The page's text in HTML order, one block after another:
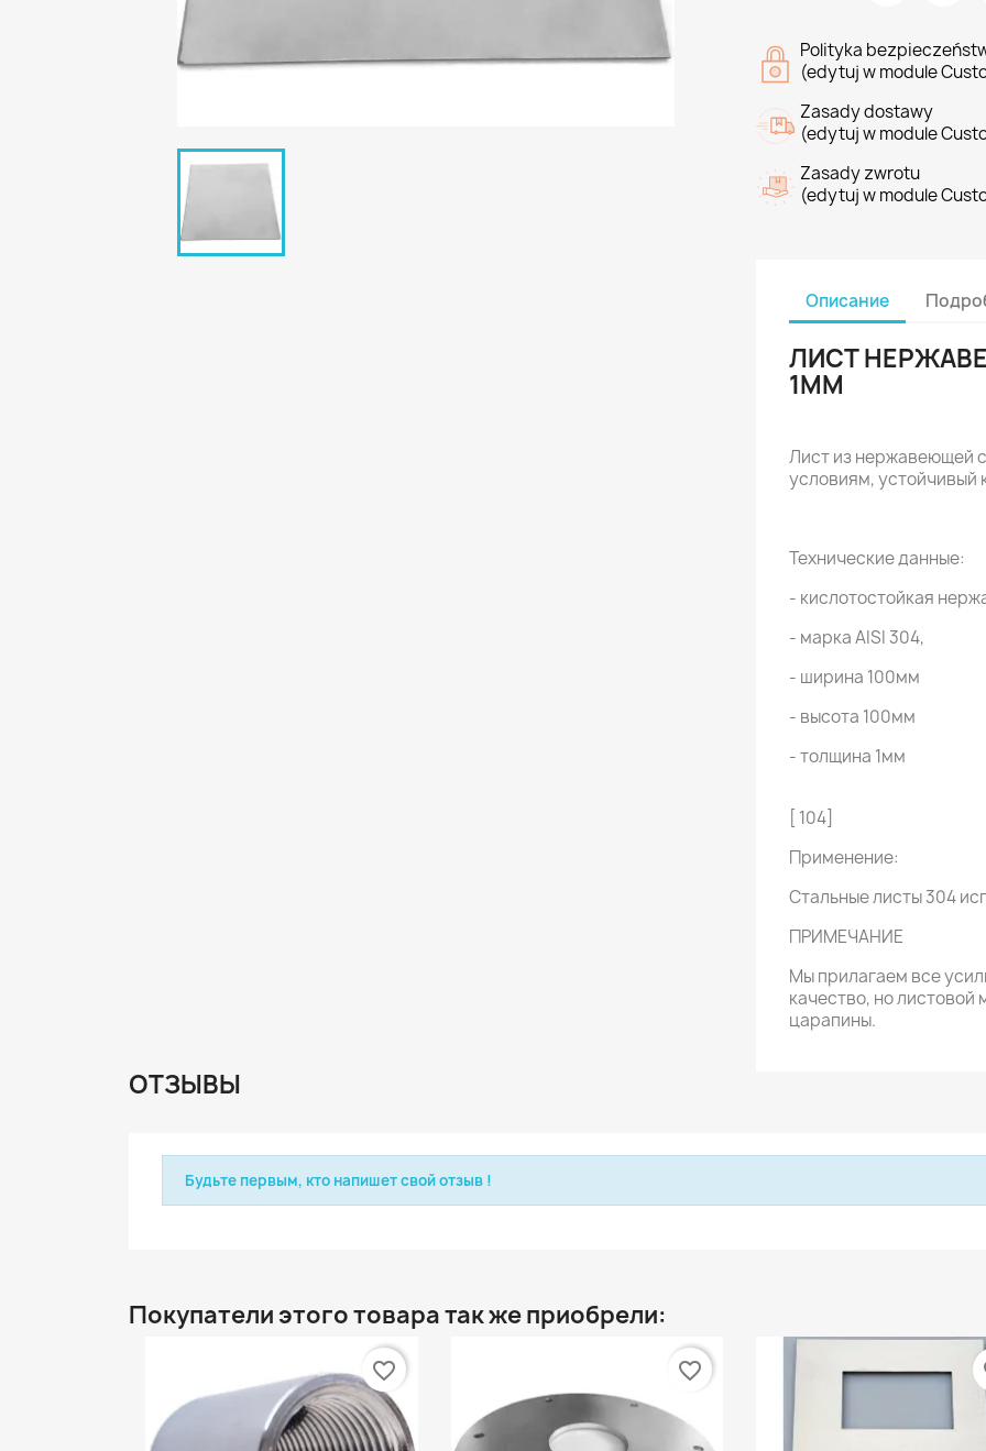
Polityka
(edytuj w module
Zasady dostawy
(edytuj w module
Zasady zwrotu
(edytuj w module
Описание
ЛИСТ
1MM
Лист из нержавеющей
условиям, устойчивый
Технические данные:
- кислотостойкая
- марка AISI 304,
- ширина 100мм
- высота 100мм
- толщина 1мм
[ 104]
Применение:
Стальные листы 304
ПРИМЕЧАНИЕ
Мы прилагаем все
качество, но
царапины.
ОТЗЫВЫ
Будьте первым, кто напишет свой отзыв !
Покупатели этого товара так же приобрели:
favorite_border favorite_border